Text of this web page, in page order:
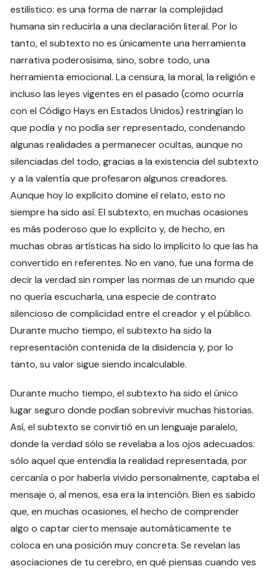
estilístico: es una forma de narrar la complejidad
humana sin reducirla a una declaración literal. Por lo
tanto, el subtexto no es únicamente una herramienta
narrativa poderosísima, sino, sobre todo, una
herramienta emocional. La censura, la moral, la religión e
incluso las leyes vigentes en el pasado (como ocurría
con el Código Hays en Estados Unidos) restringían lo
que podía y no podía ser representado, condenando
algunas realidades a permanecer ocultas, aunque no
silenciadas del todo, gracias a la existencia del subtexto
y a la valentía que profesaron algunos creadores.
Aunque hoy lo explícito domine el relato, esto no
siempre ha sido así. El subtexto, en muchas ocasiones
es más poderoso que lo explícito y, de hecho, en
muchas obras artísticas ha sido lo implícito lo que las ha
convertido en referentes. No en vano, fue una forma de
decir la verdad sin romper las normas de un mundo que
no quería escucharla, una especie de contrato
silencioso de complicidad entre el creador y el público.
Durante mucho tiempo, el subtexto ha sido la
representación contenida de la disidencia y, por lo
tanto, su valor sigue siendo incalculable.
Durante mucho tiempo, el subtexto ha sido el único
lugar seguro donde podían sobrevivir muchas historias.
Así, el subtexto se convirtió en un lenguaje paralelo,
donde la verdad sólo se revelaba a los ojos adecuados:
sólo aquel que entendía la realidad representada, por
cercanía o por haberla vivido personalmente, captaba el
mensaje o, al menos, esa era la intención. Bien es sabido
que, en muchas ocasiones, el hecho de comprender
algo o captar cierto mensaje automáticamente te
coloca en una posición muy concreta. Se revelan las
asociaciones de tu cerebro, en qué piensas cuando ves